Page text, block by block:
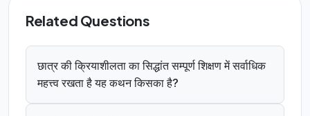
Related Questions
छात्र की क्रियाशीलता का सिद्धांत सम्पूर्ण शिक्षण में सर्वाधिक
महत्त्व रखता है यह कथन किसका है?